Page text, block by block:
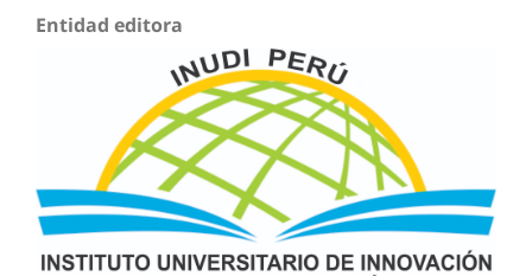
Entidad editora